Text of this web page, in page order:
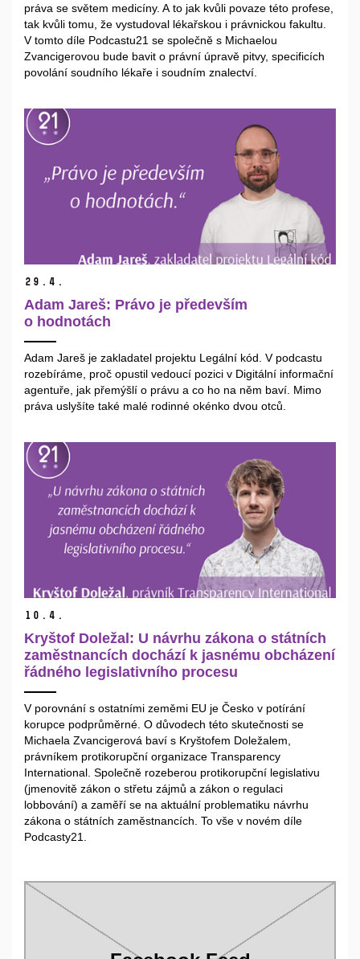
práva se světem medicíny. A to jak kvůli povaze této profese,
tak kvůli tomu, že vystudoval lékařskou i právnickou fakultu.
V tomto díle Podcastu21 se společně s Michaelou
Zvancigerovou bude bavit o právní úpravě pitvy, specificích
povolání soudního lékaře i soudním znalectví.
29. 4.
Adam Jareš: Právo je především
o hodnotách
Adam Jareš je zakladatel projektu Legální kód. V podcastu
rozebíráme, proč opustil vedoucí pozici v Digitální informační
agentuře, jak přemýšlí o právu a co ho na něm baví. Mimo
práva uslyšíte také malé rodinné okénko dvou otců.
10. 4.
Kryštof Doležal: U návrhu zákona o státních
zaměstnancích dochází k jasnému obcházení
řádného legislativního procesu
V porovnání s ostatními zeměmi EU je Česko v potírání
korupce podprůměrné. O důvodech této skutečnosti se
Michaela Zvancigerová baví s Kryštofem Doležalem,
právníkem protikorupční organizace Transparency
International. Společně rozeberou protikorupční legislativu
(jmenovitě zákon o střetu zájmů a zákon o regulaci
lobbování) a zaměří se na aktuální problematiku návrhu
zákona o státních zaměstnancích. To vše v novém díle
Podcasty21.